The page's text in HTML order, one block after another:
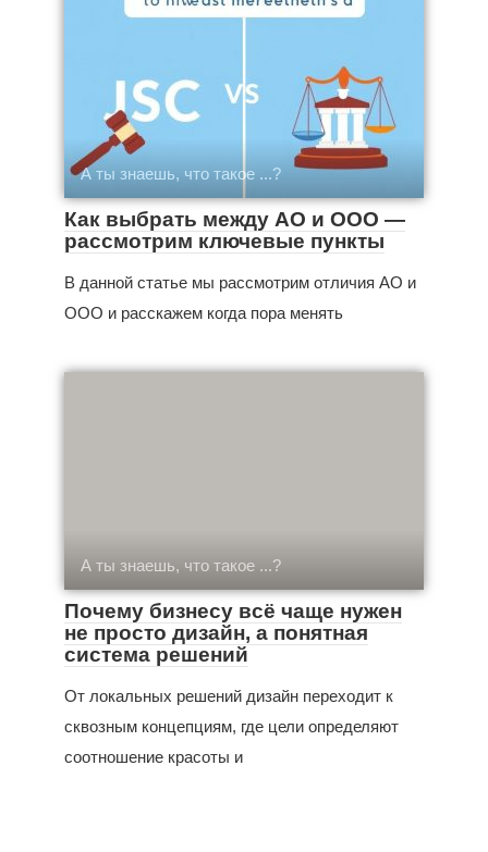
А ты знаешь, что такое ...?
Как выбрать между АО и ООО —
рассмотрим ключевые пункты
В данной статье мы рассмотрим отличия АО и
ООО и расскажем когда пора менять
А ты знаешь, что такое ...?
Почему бизнесу всё чаще нужен
не просто дизайн, а понятная
система решений
От локальных решений дизайн переходит к
сквозным концепциям, где цели определяют
соотношение красоты и